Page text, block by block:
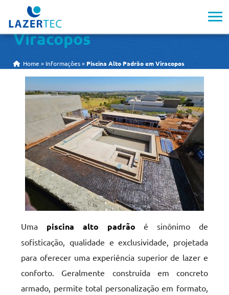
Piscina Alto Padrão em
Viracopos
Home » Informações » Piscina Alto Padrão em Viracopos
Uma piscina alto padrão é sinônimo de
sofisticação, qualidade e exclusividade, projetada
para oferecer uma experiência superior de lazer e
conforto. Geralmente construída em concreto
armado, permite total personalização em formato,